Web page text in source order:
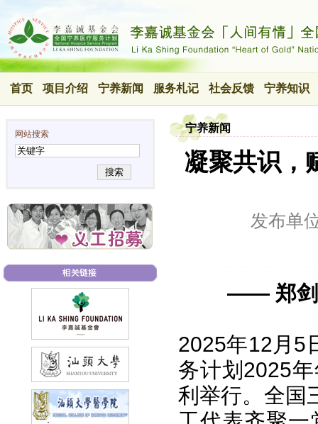
首页 项目介绍 宁养新闻 服务札记 社会反馈 宁养知识
网站搜索
搜索
宁养新闻
凝聚共识
发布单
—— 郑剑
2025年12月5
务计划2025
利举行。全国